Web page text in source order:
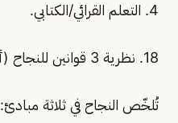
4. التعلم القرائي/الكتابي.
18. نظرية 3 قوانين للنجاح (أرسطو)
تُلخّص النجاح في ثلاثة مبادئ: